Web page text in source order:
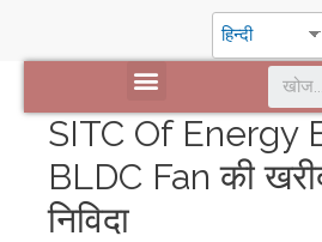
हिन्दी
SITC Of Energy
BLDC Fan की
निविदा